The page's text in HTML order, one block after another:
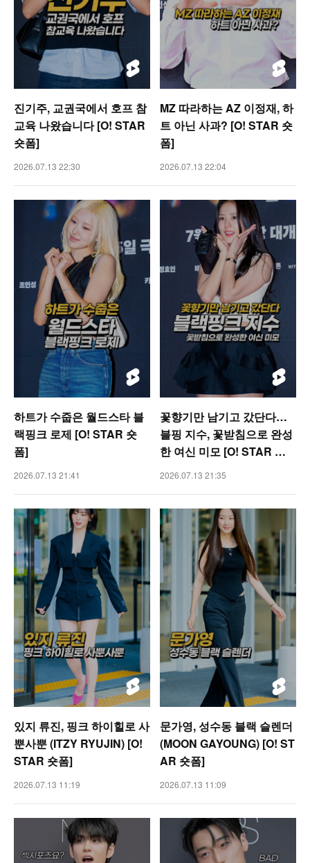
진기주, 교권국에서 호프 참
교육 나왔습니다 [O! STAR
숏폼]
2026.07.13 22:30
MZ 따라하는 AZ 이정재, 하
트 아닌 사과? [O! STAR 숏
폼]
2026.07.13 22:04
하트가 수줍은 월드스타 블
랙핑크 로제 [O! STAR 숏
폼]
2026.07.13 21:41
꽃향기만 남기고 갔단다…
블핑 지수, 꽃받침으로 완성
한 여신 미모 [O! STAR 숏
폼]
2026.07.13 21:35
있지 류진, 핑크 하이힐로 사
뿐사뿐 (ITZY RYUJIN) [O!
STAR 숏폼]
2026.07.13 11:19
문가영, 성수동 블랙 슬렌더
(MOON GAYOUNG) [O! ST
AR 숏폼]
2026.07.13 11:09